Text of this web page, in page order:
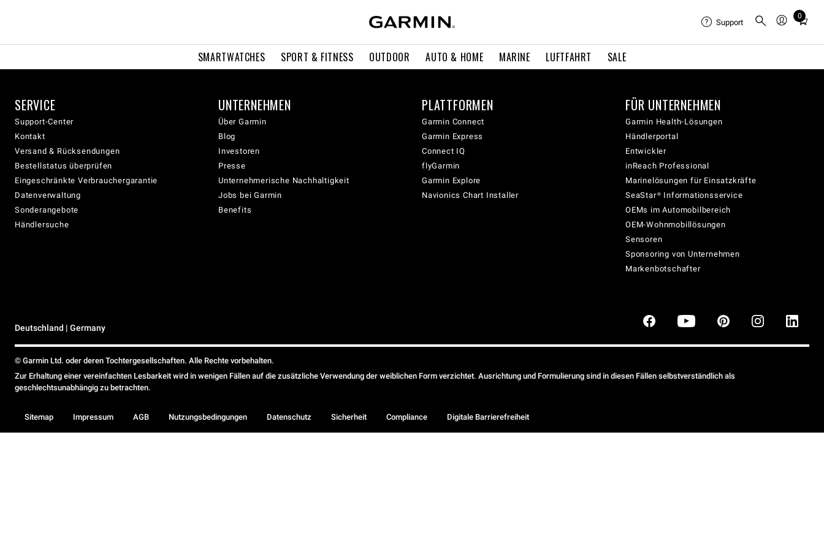
SMARTWATCHES SPORT & FITNESS OUTDOOR AUTO & HOME MARINE LUFTFAHRT SALE
Support
0
Total
cart:
SERVICE
Support-Center
Kontakt
Versand & Rücksendungen
Bestellstatus überprüfen
Eingeschränkte Verbrauchergarantie
Datenverwaltung
Sonderangebote
Händlersuche
UNTERNEHMEN
Über Garmin
Blog
Investoren
Presse
Unternehmerische Nachhaltigkeit
Jobs bei Garmin
Benefits
PLATTFORMEN
Garmin Connect
Garmin Express
Connect IQ
flyGarmin
Garmin Explore
Navionics Chart Installer
FÜR UNTERNEHMEN
Garmin Health-Lösungen
Händlerportal
Entwickler
inReach Professional
Marinelösungen für Einsatzkräfte
SeaStar® Informationsservice
OEMs im Automobilbereich
OEM-Wohnmobillösungen
Sensoren
Sponsoring von Unternehmen
Markenbotschafter
Deutschland | Germany
© Garmin Ltd. oder deren Tochtergesellschaften. Alle Rechte vorbehalten.
Zur Erhaltung einer vereinfachten Lesbarkeit wird in wenigen Fällen auf die zusätzliche Verwendung der weiblichen Form verzichtet. Ausrichtung und Formulierung sind in diesen Fällen selbstverständlich als
geschlechtsunabhängig zu betrachten.
Sitemap Impressum AGB Nutzungsbedingungen Datenschutz Sicherheit Compliance Digitale Barrierefreiheit